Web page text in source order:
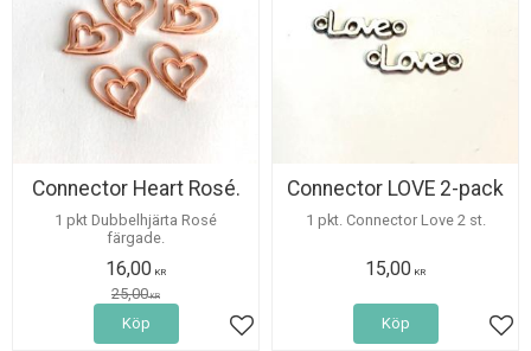
Connector Heart Rosé.
1 pkt Dubbelhjärta Rosé
färgade.
16,00 KR
25,00KR
Lägg till i favoriter
Köp
Connector LOVE 2-pack
1 pkt. Connector Love 2 st.
15,00 KR
Köp